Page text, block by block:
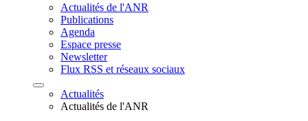
Actualités de l'ANR
Publications
Agenda
Espace presse
Newsletter
Flux RSS et réseaux sociaux
Actualités
Actualités de l'ANR